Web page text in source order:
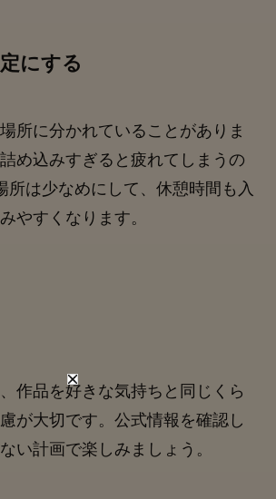
にする
所に分かれていることがありま
め込みすぎると疲れてしまうの
所は少なめにして、休憩時間も入
やすくなります。
作品を好きな気持ちと同じくら
が大切です。公式情報を確認し
い計画で楽しみましょう。